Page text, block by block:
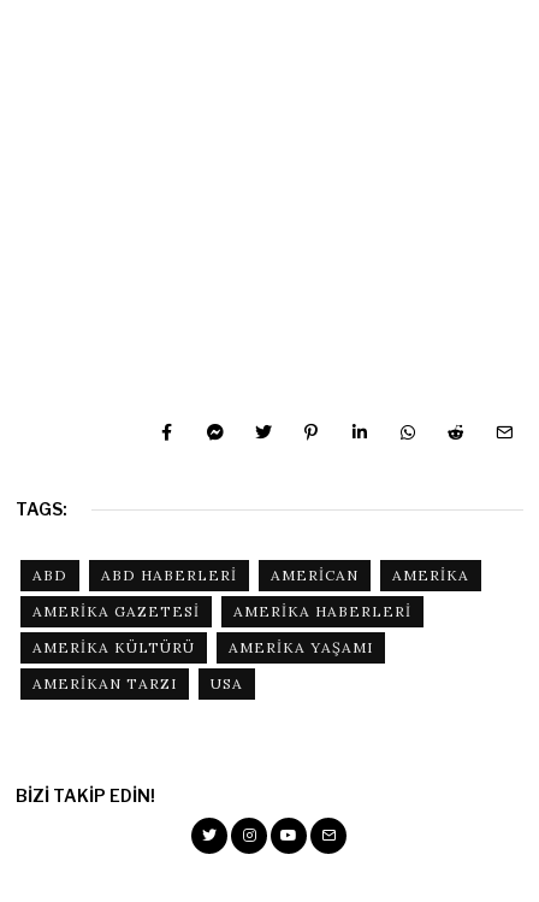
TAGS:
ABD ABD HABERLERI AMERICAN
AMERIKA
AMERIKA GAZETESI
AMERIKA HABERLERI
AMERIKA KÜLTÜRÜ
AMERIKA YAŞAMI
AMERIKAN TARZI
USA
BIZI TAKIP EDIN!